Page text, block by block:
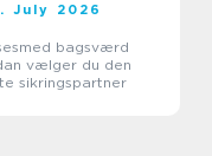
July 2026
bagsværd
vælger du den
sikringspartner